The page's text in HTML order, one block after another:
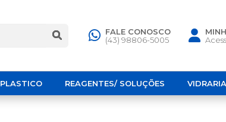
FALE CONOSCO
(43) 98806-5005
PLASTICO REAGENTES/ SOLUÇÕES VIDRARIA